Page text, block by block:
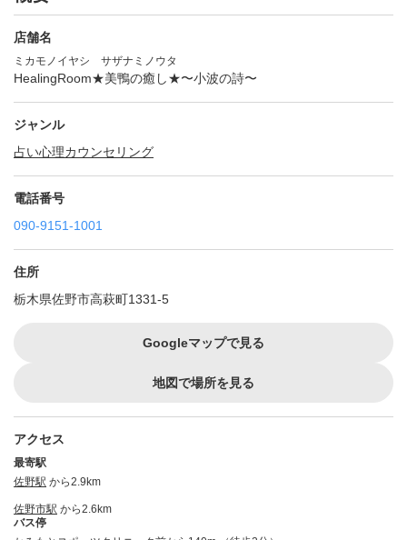
店舗名
ミカモノイヤシ サザナミノウタ
HealingRoom★美鴨の癒し★〜小波の詩〜
ジャンル
占い心理カウンセリング
電話番号
090-9151-1001
住所
栃木県佐野市高萩町1331-5
Googleマップで見る
地図で場所を見る
アクセス
最寄駅
佐野駅 から2.9km
佐野市駅 から2.6km
バス停